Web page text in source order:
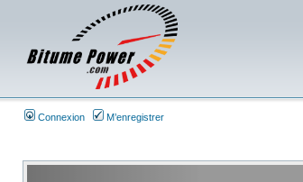
Connexion M’enregistrer